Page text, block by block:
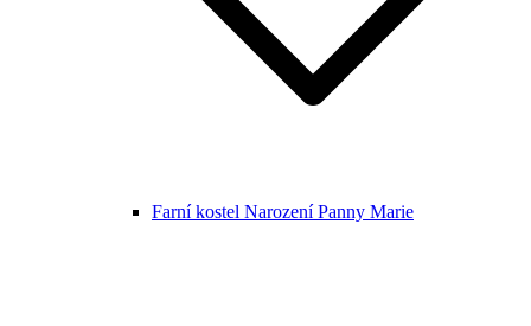
Farní kostel Narození Panny Marie